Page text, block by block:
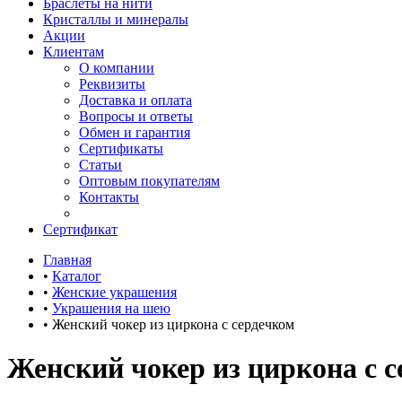
Браслеты на нити
Кристаллы и минералы
Акции
Клиентам
О компании
Реквизиты
Доставка и оплата
Вопросы и ответы
Обмен и гарантия
Сертификаты
Статьи
Оптовым покупателям
Контакты
Сертификат
Главная
• Каталог
• Женские украшения
• Украшения на шею
• Женский чокер из циркона с сердечком
Женский чокер из циркона с